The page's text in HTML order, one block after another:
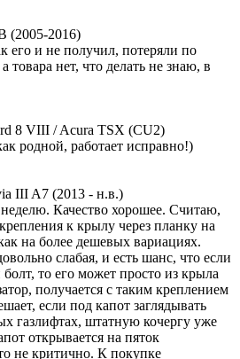
(2005-2016)
его и не получил, потеряли по
товара нет, что делать не знаю, в
8 VIII / Acura TSX (CU2)
родной, работает исправно!)
III A7 (2013 - н.в.)
Качество хорошее. Считаю,
к крылу через планку на
на более дешевых вариациях.
слабая, и есть шанс, что если
то его может просто из крыла
получается с таким креплением
если под капот заглядывать
газлифтах, штатную кочергу уже
открывается на пяток
не критично. К покупке